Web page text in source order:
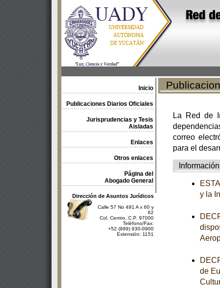
Inicio
Publicaciones Diarios Oficiales
Jurisprudencias y Tesis
Aisladas
Enlaces
Otros enlaces
Página del
Abogado General
Dirección de Asuntos Jurídicos
Calle 57 No 491 A x 60 y
62
Col. Centro, C.P. 97000
Teléfono/Fax:
+52 (999) 930-0900
Extensión: 1151
La Red de
correo
para el
Información
y la
de